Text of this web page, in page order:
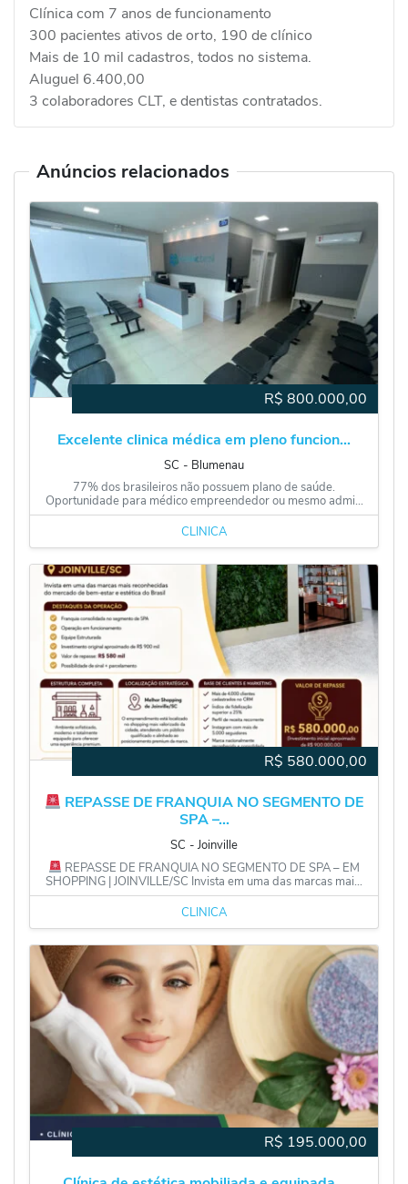
Clínica com 7 anos de funcionamento
300 pacientes ativos de orto, 190 de clínico
Mais de 10 mil cadastros, todos no sistema.
Aluguel 6.400,00
3 colaboradores CLT, e dentistas contratados.
Anúncios relacionados
R$ 800.000,00
Excelente clinica médica em pleno funcion...
SC ‐ Blumenau
77% dos brasileiros não possuem plano de saúde.
Oportunidade para médico empreendedor ou mesmo admi...
CLÍNICA
R$ 580.000,00
REPASSE DE FRANQUIA NO SEGMENTO DE
SPA –...
SC ‐ Joinville
REPASSE DE FRANQUIA NO SEGMENTO DE SPA – EM
SHOPPING | JOINVILLE/SC Invista em uma das marcas mai...
CLÍNICA
R$ 195.000,00